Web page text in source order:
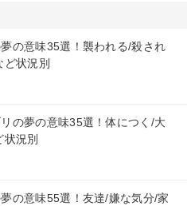
夢の意味35選！襲われる/殺され
ど状況別
リの夢の意味35選！体につく/大
況別
夢の意味55選！友達/嫌な気分/家